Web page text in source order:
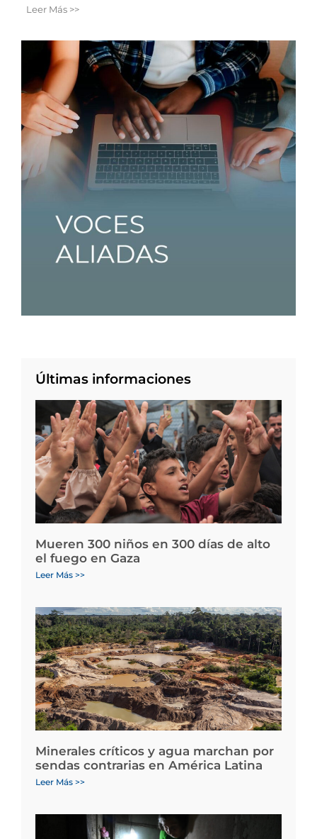
Leer Más >>
Últimas informaciones
Mueren 300 niños en 300 días de alto
el fuego en Gaza
Leer Más >>
Minerales críticos y agua marchan por
sendas contrarias en América Latina
Leer Más >>